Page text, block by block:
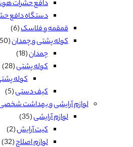
دافع حشرات
دستگاه دافع
قمقمه و فلاسک(6)
کوله پشتی و چمدان(50)
چمدان(18)
کوله پشتی(28)
کوله
کیف دستی(5)
لوازم آرایشی و بهداشت
لوازم آرایشی(35)
کیت آرایش(2)
لوازم اصلاح(32)